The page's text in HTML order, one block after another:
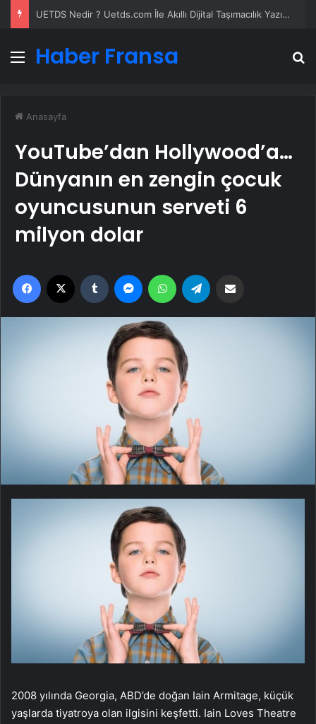
UETDS Nedir ? Uetds.com İle Akıllı Dijital Taşımacılık Yazılımı
Menü
Haber Fransa
Anasayfa
YouTube’dan Hollywood’a…
Dünyanın en zengin çocuk
oyuncusunun serveti 6
milyon dolar
Facebook Tumblr MessengerWhatsApp
2008 yılında Georgia, ABD’de doğan Iain Armitage, küçük
yaşlarda tiyatroya olan ilgisini keşfetti. Iain Loves Theatre